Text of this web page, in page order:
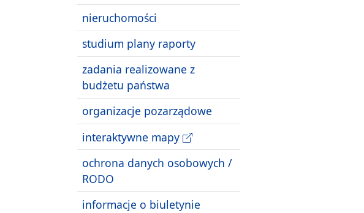
nieruchomości
studium plany raporty
zadania realizowane z
budżetu państwa
organizacje pozarządowe
interaktywne mapy
ochrona danych osobowych /
RODO
informacje o biuletynie